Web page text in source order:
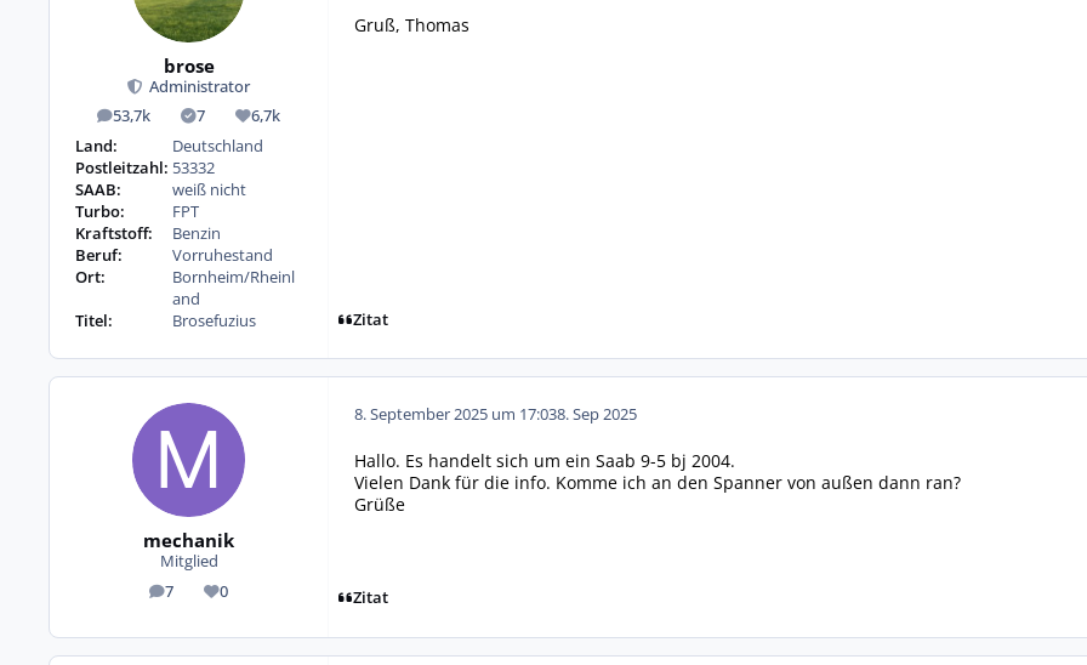
brose
Administrator
53,7k
Beiträge 7
Lösungen6,7k
Reputation
Land:
Deutschland
Postleitzahl: 53332
SAAB:
weiß nicht
Turbo:
FPT
Kraftstoff:
Benzin
Beruf:
Vorruhestand
Ort:
Bornheim/Rheinl
and
Titel:
Brosefuzius
Gruß, Thomas
Zitat
mechanik
Mitglied
7
Beiträge0
Reputation
8. September 2025 um 17:038. Sep 2025
Hallo. Es handelt sich um ein Saab 9-5 bj 2004.
Vielen Dank für die info. Komme ich an den Spanner von außen dann ran?
Grüße
Zitat